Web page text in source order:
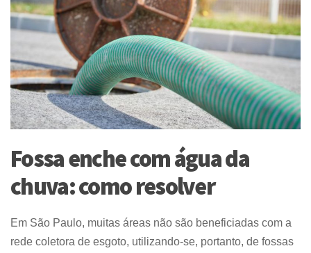
Fossa enche com água da
chuva: como resolver
Em São Paulo, muitas áreas não são beneficiadas com a
rede coletora de esgoto, utilizando-se, portanto, de fossas